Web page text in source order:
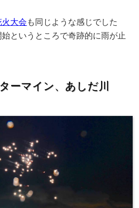
火大会 も同じような感じでした
というところで奇跡的に雨が止
ーマイン、あしだ川